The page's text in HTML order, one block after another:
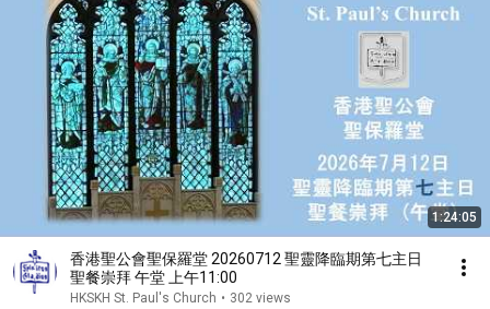
1:24:05
香港聖公會聖保羅堂 20260712 聖靈降臨期第七主日
聖餐崇拜 午堂 上午11:00
HKSKH St. Paul's Church • 302 views